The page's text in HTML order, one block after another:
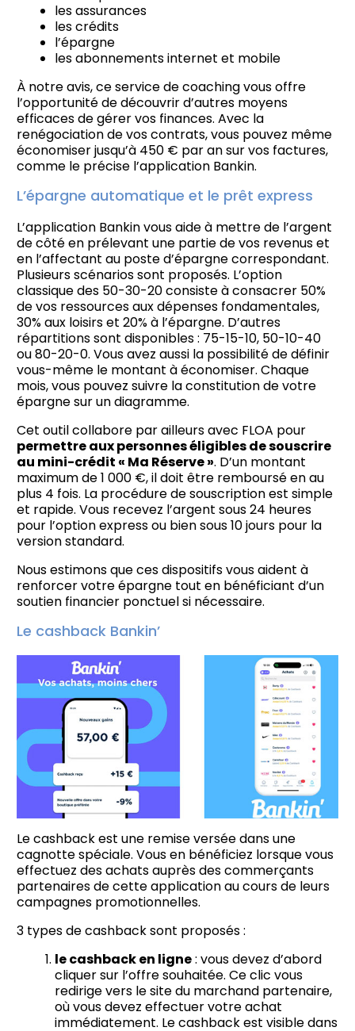
les assurances
les crédits
l’épargne
les abonnements internet et mobile
À notre avis, ce service de coaching vous offre
l’opportunité de découvrir d’autres moyens
efficaces de gérer vos finances. Avec la
renégociation de vos contrats, vous pouvez même
économiser jusqu’à 450 € par an sur vos factures,
comme le précise l’application Bankin.
L’épargne automatique et le prêt express
L’application Bankin vous aide à mettre de l’argent
de côté en prélevant une partie de vos revenus et
en l’affectant au poste d’épargne correspondant.
Plusieurs scénarios sont proposés. L’option
classique des 50-30-20 consiste à consacrer 50%
de vos ressources aux dépenses fondamentales,
30% aux loisirs et 20% à l’épargne. D’autres
répartitions sont disponibles : 75-15-10, 50-10-40
ou 80-20-0. Vous avez aussi la possibilité de définir
vous-même le montant à économiser. Chaque
mois, vous pouvez suivre la constitution de votre
épargne sur un diagramme.
Cet outil collabore par ailleurs avec FLOA pour
permettre aux personnes éligibles de souscrire
au mini-crédit « Ma Réserve ». D’un montant
maximum de 1 000 €, il doit être remboursé en au
plus 4 fois. La procédure de souscription est simple
et rapide. Vous recevez l’argent sous 24 heures
pour l’option express ou bien sous 10 jours pour la
version standard.
Nous estimons que ces dispositifs vous aident à
renforcer votre épargne tout en bénéficiant d’un
soutien financier ponctuel si nécessaire.
Le cashback Bankin’
Le cashback est une remise versée dans une
cagnotte spéciale. Vous en bénéficiez lorsque vous
effectuez des achats auprès des commerçants
partenaires de cette application au cours de leurs
campagnes promotionnelles.
3 types de cashback sont proposés :
le cashback en ligne: vous devez d’abord
cliquer sur l’offre souhaitée. Ce clic vous
redirige vers le site du marchand partenaire,
où vous devez effectuer votre achat
immédiatement. Le cashback est visible dans